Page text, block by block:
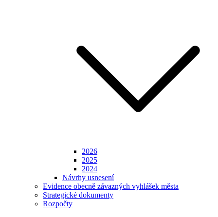
2026
2025
2024
Návrhy usnesení
Evidence obecně závazných vyhlášek města
Strategické dokumenty
Rozpočty